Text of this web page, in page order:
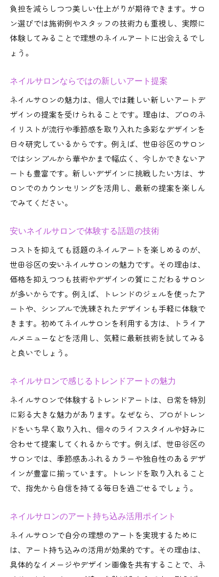
ネイルサロン初心者向け体験談とアドバイ
ス
ネイルサロンで楽しむ上質なネイルアートの世
ネイルサロンが叶える大人女性向けデザイ
ン
ネイルサロンのおすすめアートの楽しみ方
ネイルサロンで味わう贅沢な時間の過ごし
ネイルサロン利用者のリアルな声まとめ
ネイルサロンで知る最新アートトレンド
世田谷区で人気のネイルサロンのアート提案
ネイルサロン発の季節感を意識したデザイ
ン
ネイルサロン世田谷区で人気の色使い紹介
ネイルサロン選びで差がつくアート事例
ネイルサロンで叶えるトレンドデザイン
ネイルサロンの実際の施術例と体験談
ネイルサロンで自分らしいデザインを楽しむ方
法
ネイルサロンと一緒に作る理想のアート体
験
ネイルサロンで個性を活かすアイデア紹介
ネイルサロンで実現する自分らしい指先
ネイルサロンのアート持ち込み活用方法
ネイルサロンで叶えるオンリーワンデザイ
ン
ネイルサロン初心者におすすめの世田谷区ガイ
ネイルサロン初体験の流れと注意点
ネイルサロン世田谷区の選び方ガイド
負担を減らしつつ美しい仕上がりが期待できます。サロ
ン選びでは施術例やスタッフの技術力も重視し、実際に
体験してみることで理想のネイルアートに出会えるでし
ょう。
ネイルサロンならではの新しいアート提案
ネイルサロンの魅力は、個人では難しい新しいアートデ
ザインの提案を受けられることです。理由は、プロのネ
イリストが流行や季節感を取り入れた多彩なデザインを
日々研究しているからです。例えば、世田谷区のサロン
ではシンプルから華やかまで幅広く、今しかできないア
ートも豊富です。新しいデザインに挑戦したい方は、サ
ロンでのカウンセリングを活用し、最新の提案を楽しん
でみてください。
安いネイルサロンで体験する話題の技術
コストを抑えても話題のネイルアートを楽しめるのが、
世田谷区の安いネイルサロンの魅力です。その理由は、
価格を抑えつつも技術やデザインの質にこだわるサロン
が多いからです。例えば、トレンドのジェルを使ったア
ートや、シンプルで洗練されたデザインも手軽に体験で
きます。初めてネイルサロンを利用する方は、トライア
ルメニューなどを活用し、気軽に最新技術を試してみる
と良いでしょう。
ネイルサロンで感じるトレンドアートの魅力
ネイルサロンで体験するトレンドアートは、日常を特別
に彩る大きな魅力があります。なぜなら、プロがトレン
ドをいち早く取り入れ、個々のライフスタイルや好みに
合わせて提案してくれるからです。例えば、世田谷区の
サロンでは、季節感あふれるカラーや独自性のあるデザ
インが豊富に揃っています。トレンドを取り入れること
で、指先から自信を持てる毎日を過ごせるでしょう。
ネイルサロンのアート持ち込み活用ポイント
ネイルサロンで自分の理想のアートを実現するために
は、アート持ち込みの活用が効果的です。その理由は、
具体的なイメージやデザイン画像を共有することで、ネ